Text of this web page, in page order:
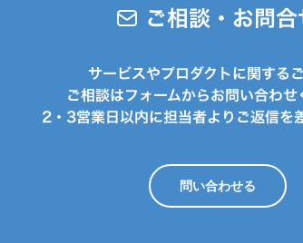
ご相談・お問
サービスやプロダクトに関するご
ご相談はフォームからお問い合わせ
2・3営業日以内に担当者よりご返信を
問い合わせる